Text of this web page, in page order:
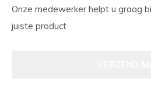
Onze medewerker helpt u graag
juiste product